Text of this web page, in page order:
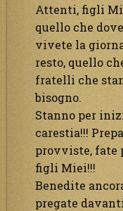
Attenti, figli
quello che
vivete la
resto, quello
fratelli che
bisogno.
Stanno per
carestia!!!
provviste, fate
figli Miei!!!
Benedite
pregate